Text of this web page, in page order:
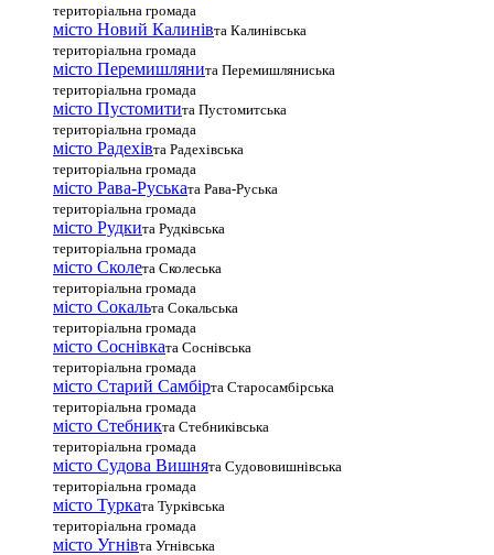
територіальна громада
місто Новий Калинівта Калинівська
територіальна громада
місто Перемишлянита Перемишляниська
територіальна громада
місто Пустомитита Пустомитська
територіальна громада
місто Радехівта Радехівська
територіальна громада
місто Рава-Руськата Рава-Руська
територіальна громада
місто Рудкита Рудківська
територіальна громада
місто Сколета Сколеська
територіальна громада
місто Сокальта Сокальська
територіальна громада
місто Соснівката Соснівська
територіальна громада
місто Старий Самбірта Старосамбірська
територіальна громада
місто Стебникта Стебниківська
територіальна громада
місто Судова Вишнята Судововишнівська
територіальна громада
місто Турката Турківська
територіальна громада
місто Угнівта Угнівська